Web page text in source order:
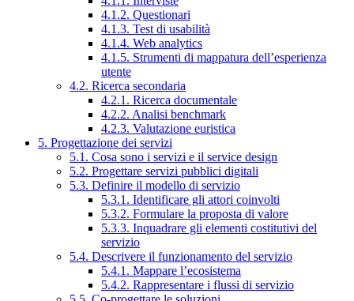
4.1.2. Questionari
4.1.3. Test di usabilità
4.1.4. Web analytics
4.1.5. Strumenti di mappatura dell’esperienza
utente
4.2. Ricerca secondaria
4.2.1. Ricerca documentale
4.2.2. Analisi benchmark
4.2.3. Valutazione euristica
5. Progettazione dei servizi
5.1. Cosa sono i servizi e il service design
5.2. Progettare servizi pubblici digitali
5.3. Definire il modello di servizio
5.3.1. Identificare gli attori coinvolti
5.3.2. Formulare la proposta di valore
5.3.3. Inquadrare gli elementi costitutivi del
servizio
5.4. Descrivere il funzionamento del servizio
5.4.1. Mappare l’ecosistema
5.4.2. Rappresentare i flussi di servizio